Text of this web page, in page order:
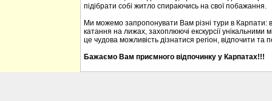
підібрати собі житло спираючись на свої побажання.
Ми можемо запропонувати Вам різні тури в Карпати:
катання на лижах, захоплюючі екскурсії
це чудова можливість дізнатися регіон, відпочити та
Бажаємо Вам приємного відпочинку у Карпатах!!!